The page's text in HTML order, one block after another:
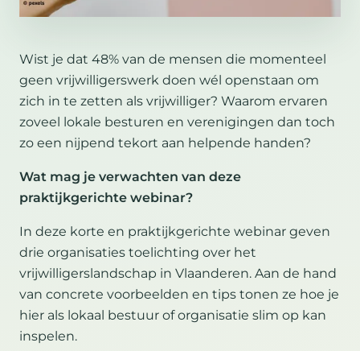
Wist je dat 48% van de mensen die momenteel
geen vrijwilligerswerk doen wél openstaan om
zich in te zetten als vrijwilliger? Waarom ervaren
zoveel lokale besturen en verenigingen dan toch
zo een nijpend tekort aan helpende handen?
Wat mag je verwachten van deze
praktijkgerichte webinar?
In deze korte en praktijkgerichte webinar geven
drie organisaties toelichting over het
vrijwilligerslandschap in Vlaanderen. Aan de hand
van concrete voorbeelden en tips tonen ze hoe je
hier als lokaal bestuur of organisatie slim op kan
inspelen.